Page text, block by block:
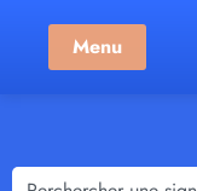
Menu